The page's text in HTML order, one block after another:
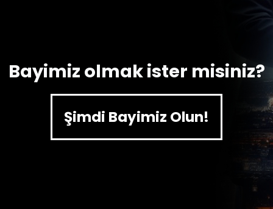
Bayimiz olmak ister misiniz?
Şimdi Bayimiz Olun!